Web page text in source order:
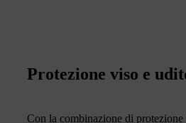
Protezione viso e
Con la combinazione di